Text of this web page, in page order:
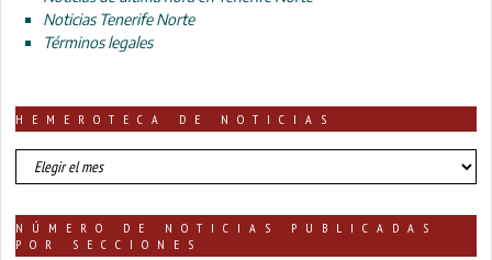
Noticias Tenerife Norte
Términos legales
HEMEROTECA DE NOTICIAS
HEMEROTECA
DE
NÚMERO DE NOTICIAS PUBLICADAS
POR SECCIONES